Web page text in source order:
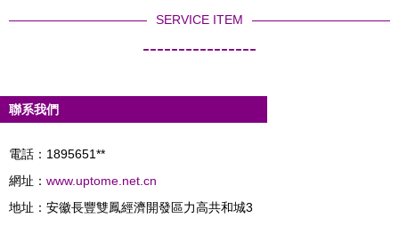
SERVICE ITEM
----------------
聯系我們
電話：1895651**
網址： www.uptome.net.cn
地址：安徽長豐雙鳳經濟開發區力高共和城3